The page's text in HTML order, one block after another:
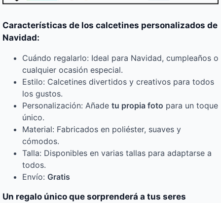
Características de los calcetines personalizados de
Navidad:
Cuándo regalarlo: Ideal para Navidad, cumpleaños o
cualquier ocasión especial.
Estilo: Calcetines divertidos y creativos para todos
los gustos.
Personalización: Añade tu propia foto para un toque
único.
Material: Fabricados en poliéster, suaves y
cómodos.
Talla: Disponibles en varias tallas para adaptarse a
todos.
Envío: Gratis
Un regalo único que sorprenderá a tus seres